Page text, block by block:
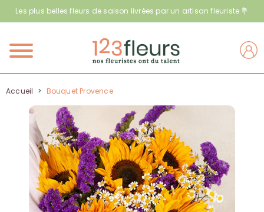
Les plus belles fleurs de saison livrées par un artisan fleuriste 💐
Menu
Accueil > Bouquet Provence